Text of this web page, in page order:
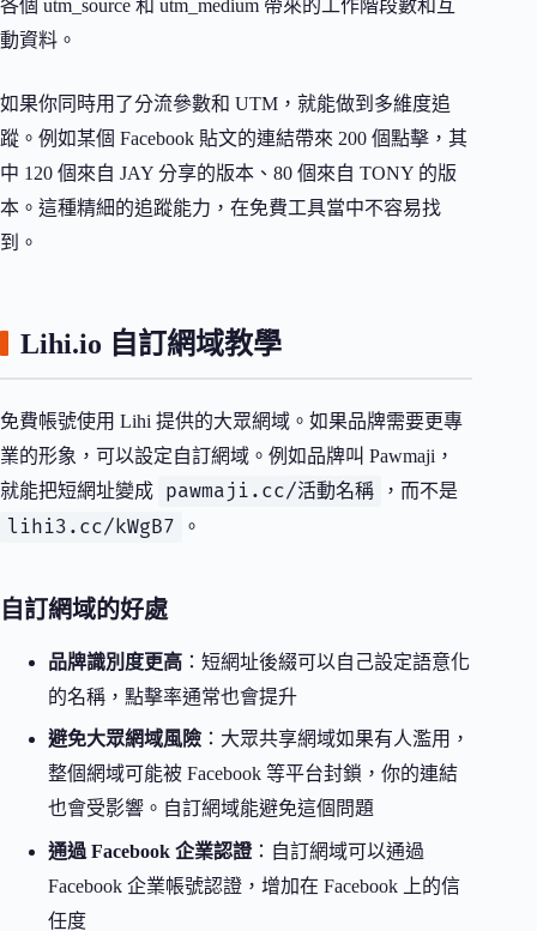
各個 utm_source 和 utm_medium 帶來的工作階段數和互
動資料。
如果你同時用了分流參數和 UTM，就能做到多維度追
蹤。例如某個 Facebook 貼文的連結帶來 200 個點擊，其
中 120 個來自 JAY 分享的版本、80 個來自 TONY 的版
本。這種精細的追蹤能力，在免費工具當中不容易找
到。
Lihi.io 自訂網域教學
免費帳號使用 Lihi 提供的大眾網域。如果品牌需要更專
業的形象，可以設定自訂網域。例如品牌叫 Pawmaji，
就能把短網址變成
pawmaji.cc/活動名稱 ，而不是
lihi3.cc/kWgB7 。
自訂網域的好處
品牌識別度更高 ：短網址後綴可以自己設定語意化
的名稱，點擊率通常也會提升
避免大眾網域風險 ：大眾共享網域如果有人濫用，
整個網域可能被 Facebook 等平台封鎖，你的連結
也會受影響。自訂網域能避免這個問題
通過 Facebook 企業認證 ：自訂網域可以通過
Facebook 企業帳號認證，增加在 Facebook 上的信
任度